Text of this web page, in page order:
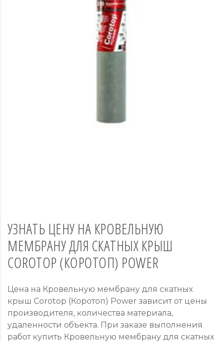
УЗНАТЬ ЦЕНУ НА КРОВЕЛЬНУЮ
МЕМБРАНУ ДЛЯ СКАТНЫХ КРЫШ
COROTOP (КОРОТОП) POWER
Цена на Кровельную мембрану для скатных
крыш Corotop (Коротоп) Power зависит от цены
производителя, количества материала,
удаленности объекта. При заказе выполнения
работ купить Кровельную мембрану для скатных